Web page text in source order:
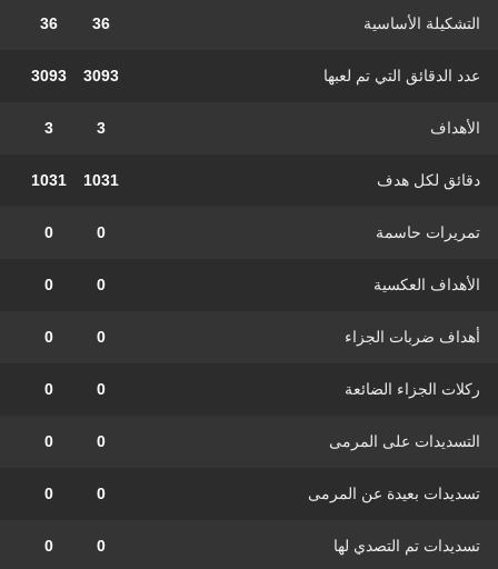
التشكيلة الأساسية 36
36
عدد الدقائق التي تم لعبها 3093
3093
الأهداف 3
3
دقائق لكل هدف 1031
1031
تمريرات حاسمة 0
0
الأهداف العكسية 0
0
أهداف ضربات الجزاء 0
0
ركلات الجزاء الضائعة 0
0
التسديدات على المرمى 0
0
تسديدات بعيدة عن المرمى 0
0
تسديدات تم التصدي لها 0
0